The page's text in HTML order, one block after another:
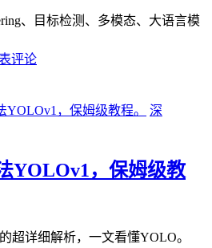
、目标检测、多模态、大语言模
评论
深
YOLOv1，保姆级教
超详细解析，一文看懂YOLO。